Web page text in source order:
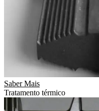
Saber Mais
Tratamento térmico